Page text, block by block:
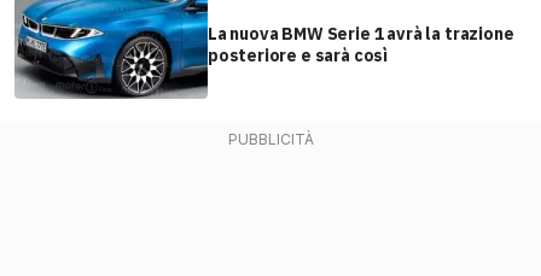
La nuova BMW Serie 1 avrà la trazione
posteriore e sarà così